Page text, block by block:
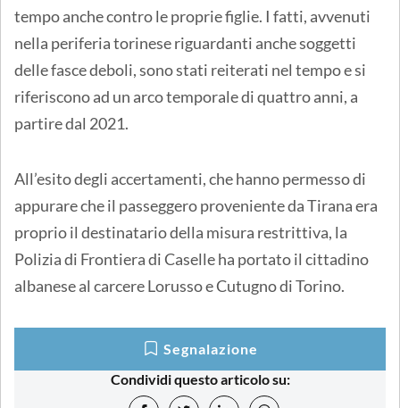
tempo anche contro le proprie figlie. I fatti, avvenuti
nella periferia torinese riguardanti anche soggetti
delle fasce deboli, sono stati reiterati nel tempo e si
riferiscono ad un arco temporale di quattro anni, a
partire dal 2021.
All’esito degli accertamenti, che hanno permesso di
appurare che il passeggero proveniente da Tirana era
proprio il destinatario della misura restrittiva, la
Polizia di Frontiera di Caselle ha portato il cittadino
albanese al carcere Lorusso e Cutugno di Torino.
Segnalazione
Condividi questo articolo su: